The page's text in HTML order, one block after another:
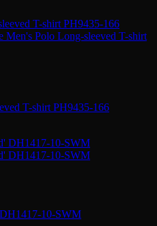
T-shirt PH9435-166
DH1417-10-SWM